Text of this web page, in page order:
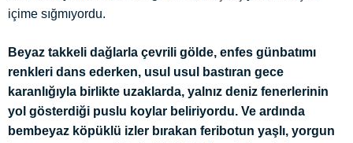
içime sığmıyordu.
Beyaz takkeli dağlarla çevrili gölde, enfes günbatımı
renkleri dans ederken, usul usul bastıran gece
karanlığıyla birlikte uzaklarda, yalnız deniz fenerlerinin
yol gösterdiği puslu koylar beliriyordu. Ve ardında
bembeyaz köpüklü izler bırakan feribotun yaşlı, yorgun